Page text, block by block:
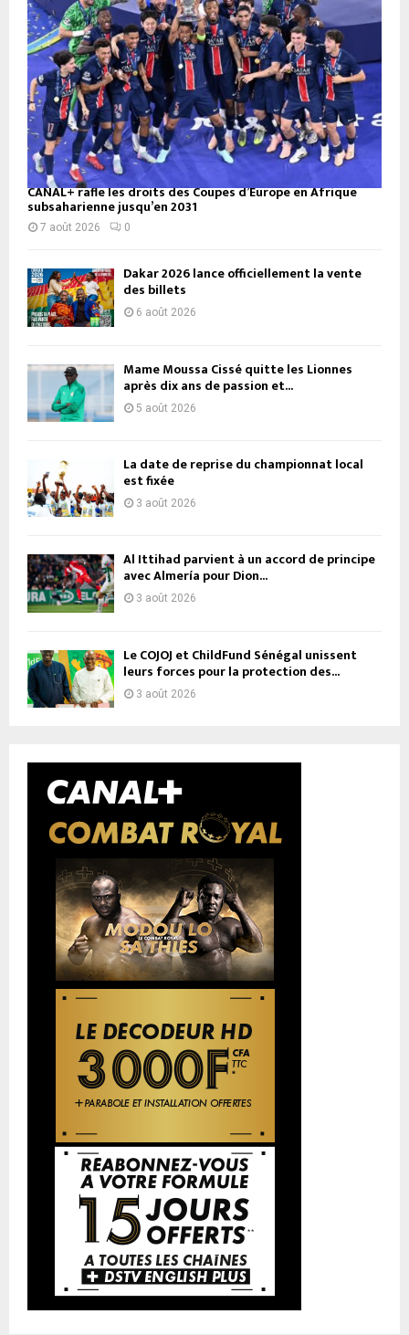
CANAL+ rafle les droits des Coupes d’Europe en Afrique
subsaharienne jusqu’en 2031
7 août 2026 0
Dakar 2026 lance officiellement la vente
des billets
6 août 2026
Mame Moussa Cissé quitte les Lionnes
après dix ans de passion et...
5 août 2026
La date de reprise du championnat local
est fixée
3 août 2026
Al Ittihad parvient à un accord de principe
avec Almería pour Dion...
3 août 2026
Le COJOJ et ChildFund Sénégal unissent
leurs forces pour la protection des...
3 août 2026